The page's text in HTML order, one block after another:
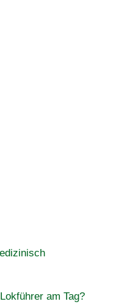
am Tag?